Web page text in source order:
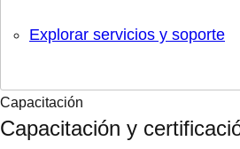
Explorar servicios y soporte
Capacitación
Capacitación y